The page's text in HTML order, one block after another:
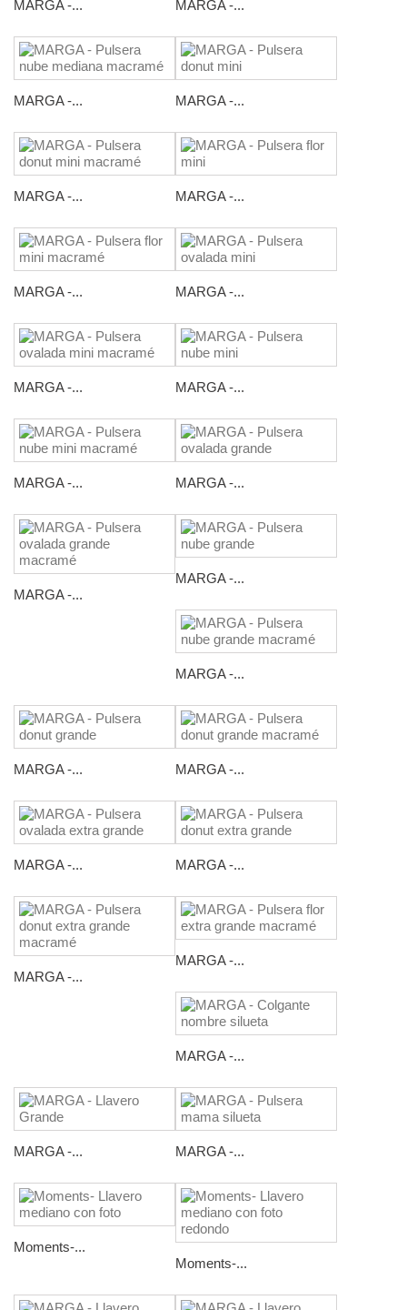
MARGA -... MARGA -...
MARGA -... MARGA -...
MARGA -... MARGA -...
MARGA -... MARGA -...
MARGA -... MARGA -...
MARGA -... MARGA -...
MARGA -...
MARGA -...
MARGA -...
MARGA -... MARGA -...
MARGA -... MARGA -...
MARGA -...
MARGA -...
MARGA -...
MARGA -... MARGA -...
Moments-...
Moments-...